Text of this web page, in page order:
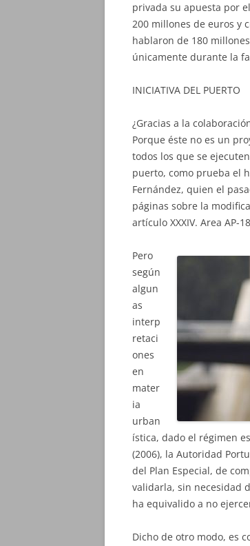
privada su apuesta por
200 millones de euros y
hablaron de 180
únicamente durante la
INICIATIVA DEL PUERTO
¿Gracias a la
Porque éste no es un
todos los que se
puerto, como prueba el
Fernández, quien el
páginas sobre la
artículo XXXIV. Area AP-
Pero
según
algun
as
interp
retaci
ones
en
mater
ia
urban
ística, dado el régimen
(2006), la Autoridad
del Plan Especial, de
validarla, sin necesidad
ha equivalido a no
Dicho de otro modo, es